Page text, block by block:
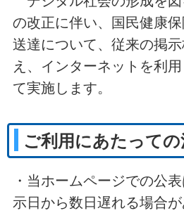
の改正に伴い、国民健康
送達について、従来の掲
え、インターネットを利
て実施します。
ご利用にあたって
・当ホームページでの公
示日から数日遅れる場合が